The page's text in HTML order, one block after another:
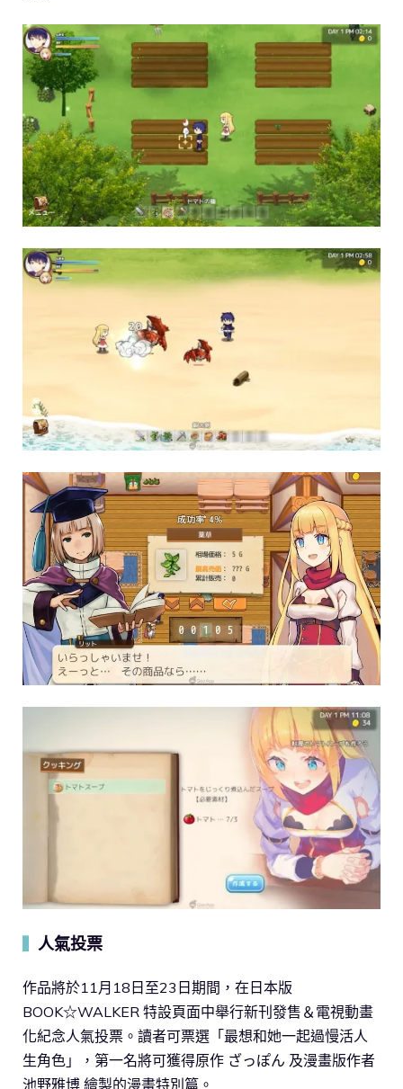
人氣投票
作品將於11月18日至23日期間，在日本版
BOOK☆WALKER 特設頁面中舉行新刊發售＆電視動畫
化紀念人氣投票。讀者可票選「最想和她一起過慢活人
生角色」，第一名將可獲得原作 ざっぽん 及漫畫版作者
池野雅博 繪製的漫畫特別篇。